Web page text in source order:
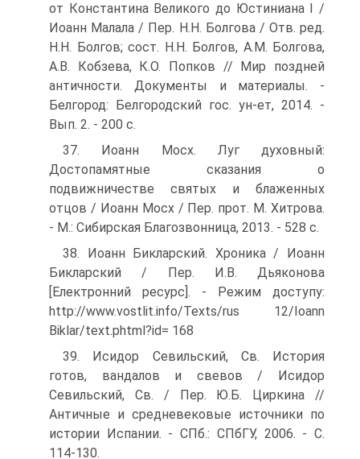
от Константина Великого до Юстиниана I /
Иоанн Малала / Пер. Н.Н. Болгова / Отв. ред.
Н.Н. Болгов; сост. Н.Н. Болгов, А.М. Болгова,
А.В. Кобзева, К.О. Попков // Мир поздней
античности. Документы и материалы. -
Белгород: Белгородский гос. ун-ет, 2014. -
Вып. 2. - 200 с.
37. Иоанн Мосх. Луг духовный:
Достопамятные сказания о
подвижничестве святых и блаженных
отцов / Иоанн Мосх / Пер. прот. М. Хитрова.
- М.: Сибирская Благозвонница, 2013. - 528 с.
38. Иоанн Бикларский. Хроника / Иоанн
Бикларский / Пер. И.В. Дьяконова
[Електронний ресурс]. - Режим доступу:
http://www.vostlit.info/Texts/rus 12/Ioann
Biklar/text.phtml?id= 168
39. Исидор Севильский, Св. История
готов, вандалов и свевов / Исидор
Севильский, Св. / Пер. Ю.Б. Циркина //
Античные и средневековые источники по
истории Испании. - СПб.: СПбГУ, 2006. - С.
114-130.